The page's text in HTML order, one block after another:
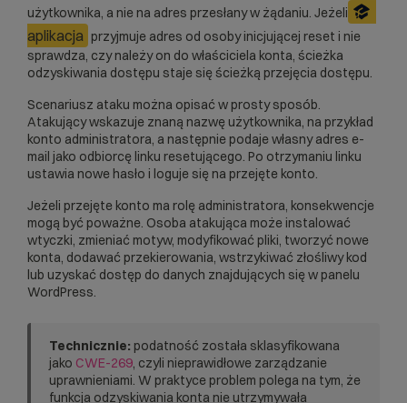
użytkownika, a nie na adres przesłany w żądaniu. Jeżeli
aplikacja przyjmuje adres od osoby inicjującej reset i nie
sprawdza, czy należy on do właściciela konta, ścieżka
odzyskiwania dostępu staje się ścieżką przejęcia dostępu.
Scenariusz ataku można opisać w prosty sposób.
Atakujący wskazuje znaną nazwę użytkownika, na przykład
konto administratora, a następnie podaje własny adres e-
mail jako odbiorcę linku resetującego. Po otrzymaniu linku
ustawia nowe hasło i loguje się na przejęte konto.
Jeżeli przejęte konto ma rolę administratora, konsekwencje
mogą być poważne. Osoba atakująca może instalować
wtyczki, zmieniać motyw, modyfikować pliki, tworzyć nowe
konta, dodawać przekierowania, wstrzykiwać złośliwy kod
lub uzyskać dostęp do danych znajdujących się w panelu
WordPress.
Technicznie: podatność została sklasyfikowana
jako CWE-269, czyli nieprawidłowe zarządzanie
uprawnieniami. W praktyce problem polega na tym, że
funkcja odzyskiwania konta nie utrzymywała